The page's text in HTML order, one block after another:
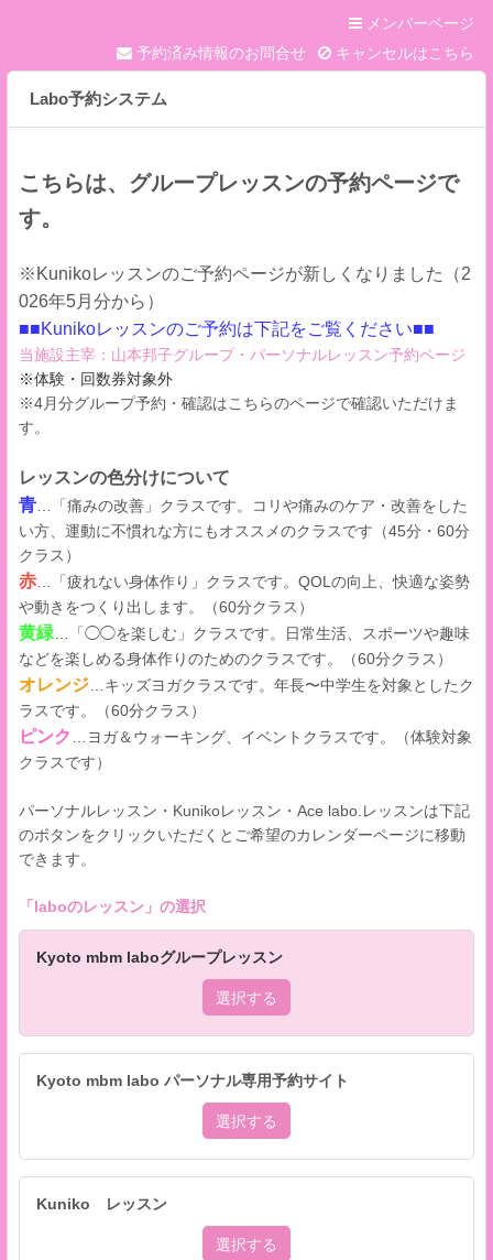
メンバーページ
予約済み情報のお問合せ
キャンセルはこちら
Labo予約システム
こちらは、グループレッスンの予約ページで
す。
※Kunikoレッスンのご予約ページが新しくなりました（2
026年5月分から）
■■Kunikoレッスンのご予約は下記をご覧ください■■
当施設主宰：山本邦子グループ・パーソナルレッスン予約ページ
※体験・回数券対象外
※4月分グループ予約・確認はこちらのページで確認いただけま
す。
レッスンの色分けについて
青 …「痛みの改善」クラスです。コリや痛みのケア・改善をした
い方、運動に不慣れな方にもオススメのクラスです（45分・60分
クラス）
赤 …「疲れない身体作り」クラスです。QOLの向上、快適な姿勢
や動きをつくり出します。（60分クラス）
黄緑 …「◯◯を楽しむ」クラスです。日常生活、スポーツや趣味
などを楽しめる身体作りのためのクラスです。（60分クラス）
オレンジ …キッズヨガクラスです。年長〜中学生を対象としたク
ラスです。（60分クラス）
ピンク
…ヨガ＆ウォーキング、イベントクラスです。（体験対象
クラスです）
パーソナルレッスン・Kunikoレッスン・Ace labo.レッスンは下記
のボタンをクリックいただくとご希望のカレンダーページに移動
できます。​
「 laboのレッスン 」の選択
Kyoto mbm laboグループレッスン
選択する
Kyoto mbm labo パーソナル専用予約サイト
選択する
Kuniko レッスン
選択する